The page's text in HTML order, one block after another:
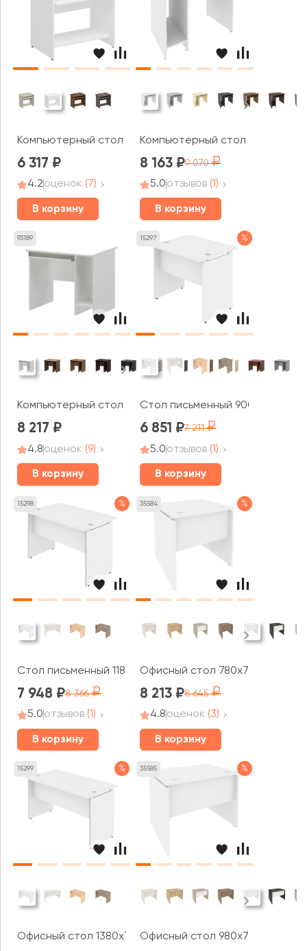
Компьютерный стол Комфорт
6 317
4.2оценок (7)
В корзину
Компьютерный стол Рива / Riva
8 163 9 070
5.0отзывов (1)
В корзину
93189
Компьютерный стол А-012 Арго
8 217
4.8оценок (9)
В корзину
15297 %
Стол письменный
6 851 7 211
5.0отзывов (1)
В корзину
15298 %
Стол письменный 1180x720x755 Стайл Систем / Style
7 948 8 366
5.0отзывов (1)
В корзину
35584 %
Офисный стол 780x720x750
8 213 8 645
4.8оценок (3)
В корзину
15299 %
Офисный стол 1380x720x755 Стайл Систем / Style
35585 %
Офисный стол 980x720x750